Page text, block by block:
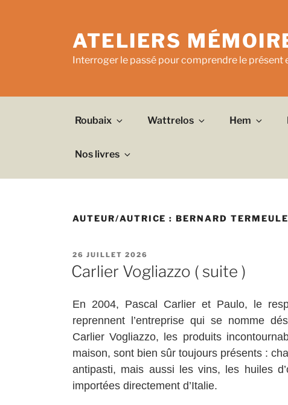
ATELIERS
Interroger le passé pour comprendre le présent
Roubaix Wattrelos Hem
Nos livres
AUTEUR/AUTRICE :BERNARD
PUBLIÉ
LE
26 JUILLET 2026
Carlier Vogliazzo ( suite )
En 2004, Pascal Carlier et Paulo, le
reprennent l’entreprise qui se nomme
Carlier Vogliazzo, les produits
maison, sont bien sûr toujours présents :
antipasti, mais aussi les vins, les huiles
importées directement d’Italie.